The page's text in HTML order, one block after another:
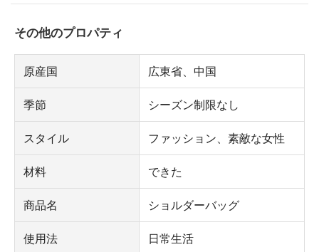
その他のプロパティ
原産国 広東省、中国
季節 シーズン制限なし
スタイル ファッション、素敵な女性
材料 できた
商品名 ショルダーバッグ
使用法 日常生活